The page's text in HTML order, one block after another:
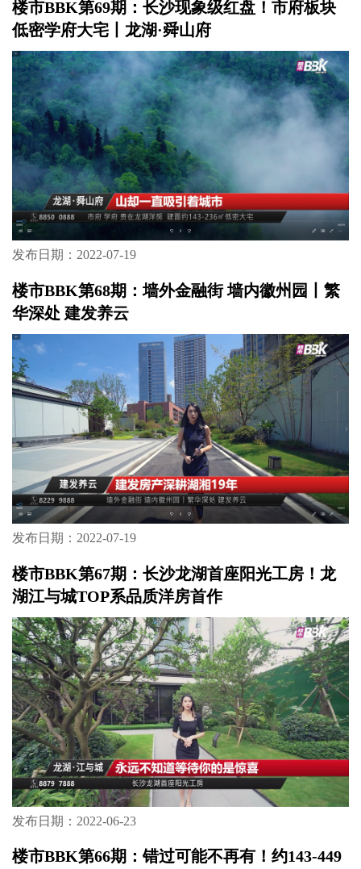
楼市BBK第69期：长沙现象级红盘！市府板块
低密学府大宅丨龙湖·舜山府
发布日期：2022-07-19
楼市BBK第68期：墙外金融街 墙内徽州园丨繁
华深处 建发养云
发布日期：2022-07-19
楼市BBK第67期：长沙龙湖首座阳光工房！龙
湖江与城TOP系品质洋房首作
发布日期：2022-06-23
楼市BBK第66期：错过可能不再有！约143-449